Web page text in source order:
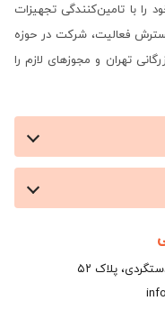
سازه ساحل، در سال ۱۳۸۹ کار خود را با تامین‌کنندگی تجهیزات
گسترش فعالیت، شرکت در حوزه
تهران و مجوزهای لازم را
پلاک ۵۲